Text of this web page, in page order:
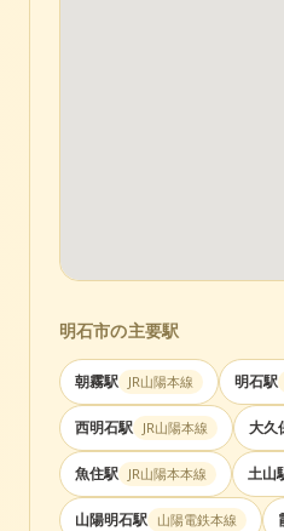
明石市の主要駅
朝霧駅 JR山陽本線 明石駅
西明石駅 JR山陽本線 大久
魚住駅 JR山陽本本線 土山
山陽明石駅 山陽電鉄本線